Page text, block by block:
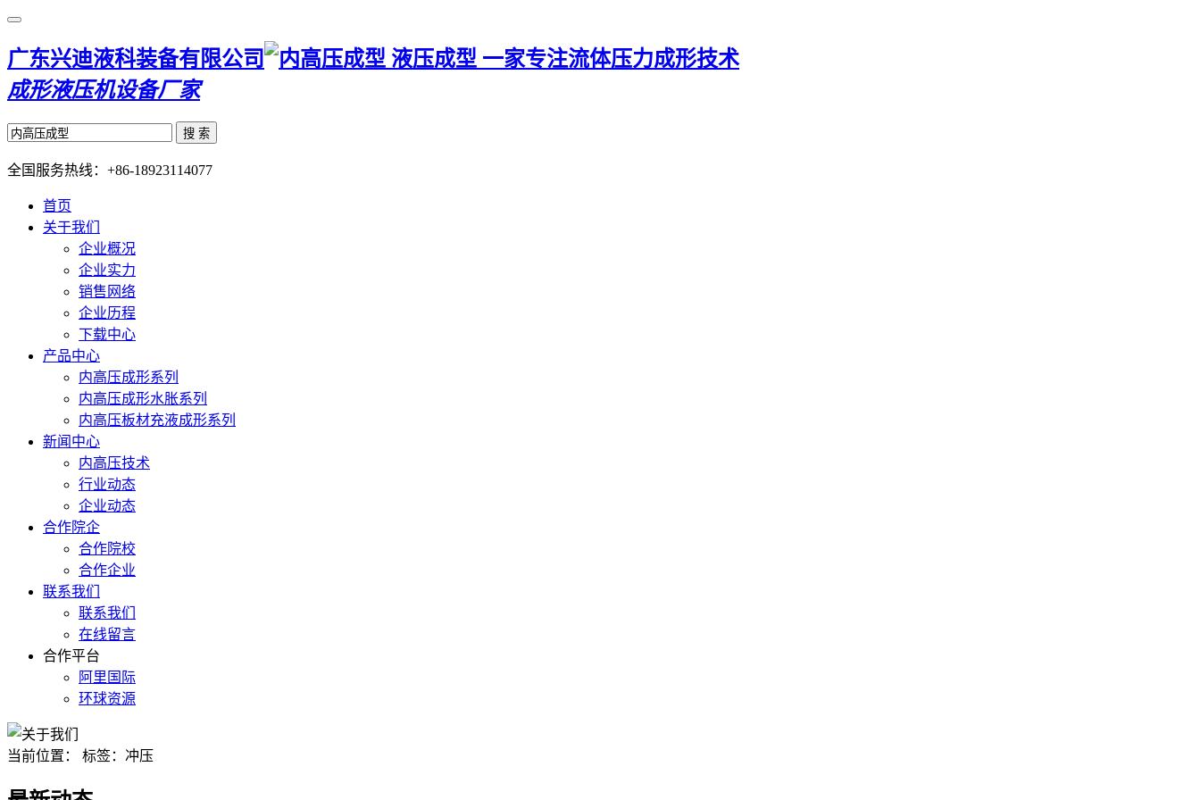
广东兴迪液科装备有限公司
一家专注流体压力成形技术
成形液压机设备厂家
搜 索
全国服务热线： +86-18923114077
首页
关于我们
企业概况
企业实力
销售网络
企业历程
下载中心
产品中心
内高压成形系列
内高压成形水胀系列
内高压板材充液成形系列
新闻中心
内高压技术
行业动态
企业动态
合作院企
合作院校
合作企业
联系我们
联系我们
在线留言
合作平台
阿里国际
环球资源
当前位置： 标签：冲压